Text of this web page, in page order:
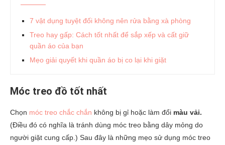
7 vật dụng tuyệt đối không nên rửa bằng xà phòng
Treo hay gấp: Cách tốt nhất để sắp xếp và cất giữ
quần áo của bạn
Mẹo giải quyết khi quần áo bị co lại khi giặt
Móc treo đồ tốt nhất
Chọn móc treo chắc chắn không bị gỉ hoặc làm đổi màu vải.
(Điều đó có nghĩa là tránh dùng móc treo bằng dây mỏng do
người giặt cung cấp.) Sau đây là những mẹo sử dụng móc treo